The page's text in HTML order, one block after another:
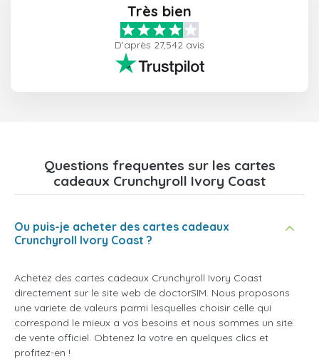
Très bien
D'après 27,542 avis
Questions frequentes sur les cartes
cadeaux Crunchyroll Ivory Coast
Ou puis-je acheter des cartes cadeaux
Crunchyroll Ivory Coast ?
Achetez des cartes cadeaux Crunchyroll Ivory Coast
directement sur le site web de doctorSIM. Nous proposons
une variete de valeurs parmi lesquelles choisir celle qui
correspond le mieux a vos besoins et nous sommes un site
de vente officiel. Obtenez la votre en quelques clics et
profitez-en !